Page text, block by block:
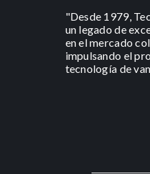
"Desde 1979,
un legado de
en el mercado
impulsando el
tecnología de